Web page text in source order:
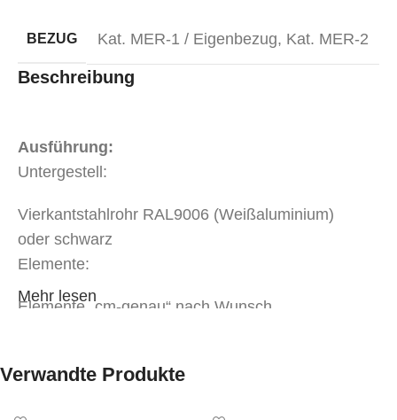
BEZUG Kat. MER-1 / Eigenbezug, Kat. MER-2
Beschreibung
Ausführung:
Untergestell:
Vierkantstahlrohr RAL9006 (Weißaluminium)
oder schwarz
Elemente:
Elemente „cm-genau“ nach Wunsch
glatt
Mehr lesen
Verwandte Produkte